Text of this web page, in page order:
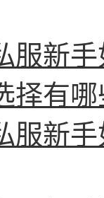
服新
择有
服新